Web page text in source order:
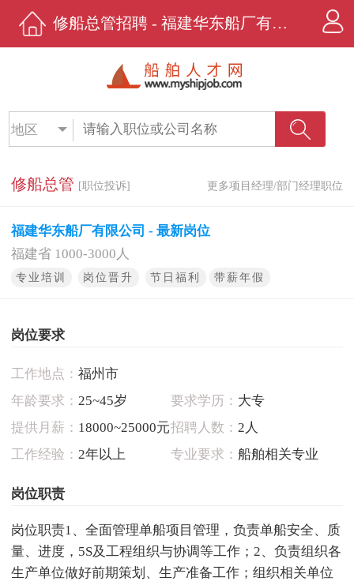
修船总管招聘 - 福建华东船厂有限公司 - 船舶人才网
地区
修船总管 [职位投诉] 更多项目经理/部门经理职位
福建华东船厂有限公司 - 最新岗位
福建省 1000-3000人
专业培训 岗位晋升 节日福利 带薪年假
岗位要求
工作地点： 福州市
年龄要求： 25~45岁 要求学历： 大专
提供月薪： 18000~25000元招聘人数： 2人
工作经验： 2年以上 专业要求： 船舶相关专业
岗位职责
岗位职责1、全面管理单船项目管理，负责单船安全、质
量、进度，5S及工程组织与协调等工作；2、负责组织各
生产单位做好前期策划、生产准备工作；组织相关单位